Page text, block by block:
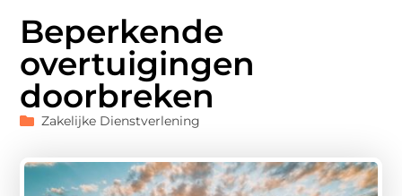
Beperkende
overtuigingen
doorbreken
Zakelijke Dienstverlening